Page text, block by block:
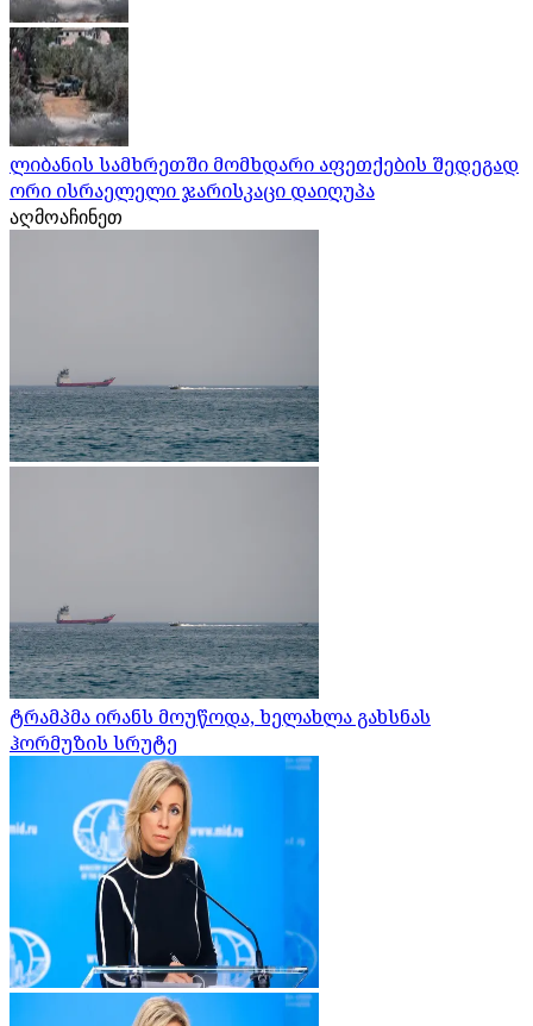
ლიბანის სამხრეთში მომხდარი აფეთქების შედეგად
ორი ისრაელელი ჯარისკაცი დაიღუპა
აღმოაჩინეთ
ტრამპმა ირანს მოუწოდა, ხელახლა გახსნას
ჰორმუზის სრუტე